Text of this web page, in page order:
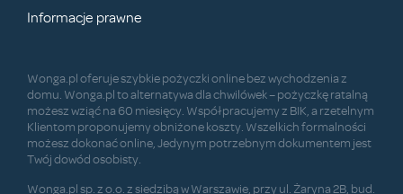
Informacje prawne
Wonga.pl oferuje szybkie pożyczki online bez wychodzenia z
domu. Wonga.pl to alternatywa dla chwilówek – pożyczkę ratalną
możesz wziąć na 60 miesięcy. Współpracujemy z BIK, a rzetelnym
Klientom proponujemy obniżone koszty. Wszelkich formalności
możesz dokonać online, Jedynym potrzebnym dokumentem jest
Twój dowód osobisty.
Wonga.pl sp. z o.o. z siedzibą w Warszawie, przy ul. Żaryna 2B, bud.